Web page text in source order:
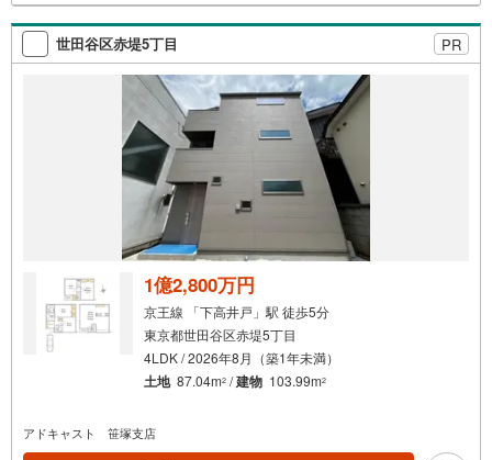
するのが効果的？・どこの銀行で借りるとお得なの？・適
切な借入額は？■キッズスペースもございます☆DVD、おも
ちゃ、絵本、ぬりえなど充実させております。資料請求は
【下部オレンジ色資料請求ボタン】よりお問い合わせくだ
世田谷区赤堤5丁目 PR
1億2,800万円
京王線 「下高井戸」駅 徒歩5分
東京都世田谷区赤堤5丁目
4LDK / 2026年8月（築1年未満）
土地 87.04m2 /建物 103.99m2
アドキャスト 笹塚支店